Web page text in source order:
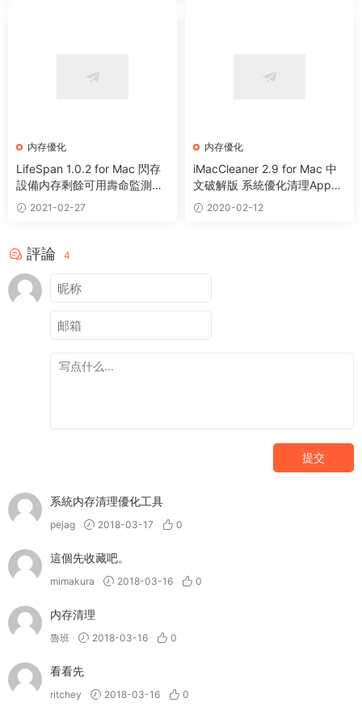
内存優化
LifeSpan 1.0.2 for Mac 閃存
設備内存剩餘可用壽命監測工
具 2021-02-27
内存優化
iMacCleaner 2.9 for Mac 中
文破解版 系統優化清理App卸
載文件粉碎工具
2020-02-12
評論 4
提交
系統内存清理優化工具
pejag 2018-03-17 0
這個先收藏吧。
mimakura 2018-03-16 0
内存清理
魯班 2018-03-16 0
看看先
ritchey 2018-03-16 0